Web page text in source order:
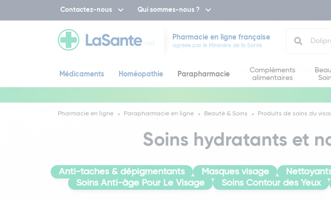
Contactez-nous Qui sommes-nous ?
Pharmacie en ligne française
agréée par le Ministère de la Santé
Médicaments Homéopathie Parapharmacie
Compléments
alimentaires
Pharmacie en ligne Parapharmacie en ligne Beauté & Soins Produits de soins du
Soins hydratants et
Anti-taches & dépigmentants Masques visage
Soins Anti-âge Pour Le Visage
Soins Contour des Yeux